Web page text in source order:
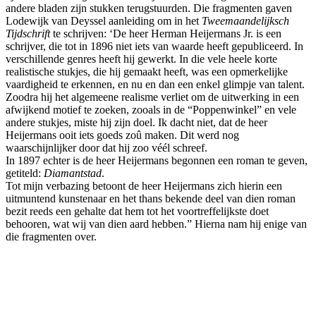
andere bladen zijn stukken terugstuurden. Die fragmenten gaven
Lodewijk van Deyssel aanleiding om in het Tweemaandelijksch
Tijdschriftte schrijven: ‘De heer Herman Heijermans Jr. is een
schrijver, die tot in 1896 niet iets van waarde heeft gepubliceerd. In
verschillende genres heeft hij gewerkt. In die vele heele korte
realistische stukjes, die hij gemaakt heeft, was een opmerkelijke
vaardigheid te erkennen, en nu en dan een enkel glimpje van talent.
Zoodra hij het algemeene realisme verliet om de uitwerking in een
afwijkend motief te zoeken, zooals in de “Poppenwinkel” en vele
andere stukjes, miste hij zijn doel. Ik dacht niet, dat de heer
Heijermans ooit iets goeds zoû maken. Dit werd nog
waarschijnlijker door dat hij zoo véél schreef.
In 1897 echter is de heer Heijermans begonnen een roman te geven,
getiteld: Diamantstad.
Tot mijn verbazing betoont de heer Heijermans zich hierin een
uitmuntend kunstenaar en het thans bekende deel van dien roman
bezit reeds een gehalte dat hem tot het voortreffelijkste doet
behooren, wat wij van dien aard hebben.” Hierna nam hij enige van
die fragmenten over.